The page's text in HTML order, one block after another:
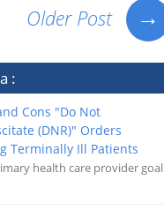
Older Post →
:
Cons "Do Not
(DNR)" Orders
Terminally Ill Patients
health care provider goal